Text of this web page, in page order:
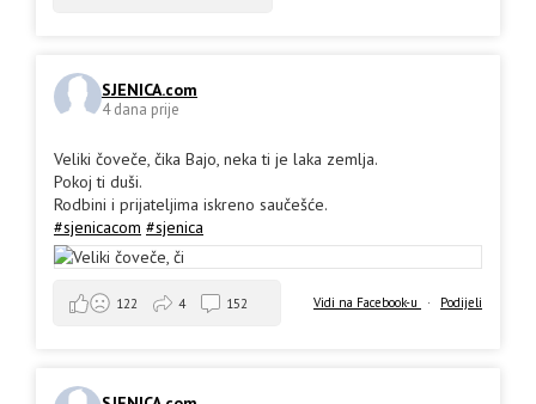
SJENICA.com
4 dana prije
Veliki čoveče, čika Bajo, neka ti je laka zemlja.
Pokoj ti duši.
Rodbini i prijateljima iskreno saučešće.
#sjenicacom #sjenica
Vidi na Facebook-u · Podijeli
122 4 152